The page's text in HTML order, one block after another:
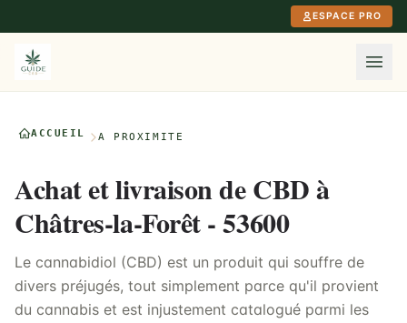
ESPACE PRO
ACCUEIL À PROXIMITÉ
Achat et livraison de CBD à
Châtres-la-Forêt - 53600
Le cannabidiol (CBD) est un produit qui souffre de
divers préjugés, tout simplement parce qu'il provient
du cannabis et est injustement catalogué parmi les